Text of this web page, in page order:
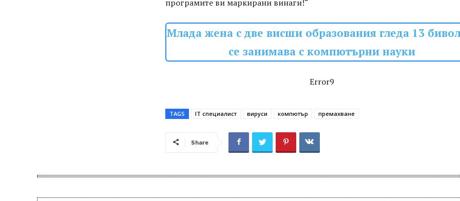
програмите ви маркирани винаги!“
Млада жена с две висши образования гледа 13
се занимава с компютърни науки
Error9
TAGS IT специалист вируси компютър премахване
Share